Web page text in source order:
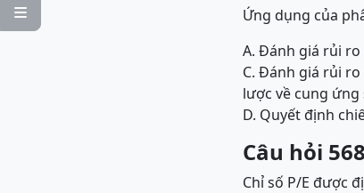

Ứng dụng của
A. Đánh giá rủi
C. Đánh giá rủi
lược về cung ứng
D. Quyết định
Câu hỏi
Chỉ số P/E được